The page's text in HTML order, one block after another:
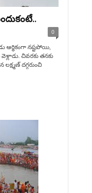
0
ఆర్థికంగా నష్టపోయి,
చివరకు తనకు
దగ్గరుంచి